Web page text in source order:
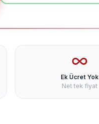
Ek Ücret Yok
Net tek fiyat